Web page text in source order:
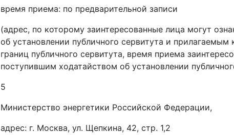
время приема: по предварительной записи
(адрес, по которому заинтересованные лица могут
об установлении публичного сервитута и
границ публичного сервитута, время приема
поступившим ходатайством об установлении
5
Министерство энергетики Российской Федерации,
адрес: г. Москва, ул. Щепкина, 42, стр. 1,2